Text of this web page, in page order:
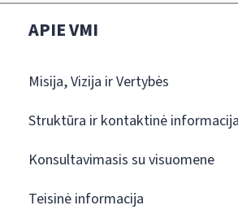
APIE VMI
Misija, Vizija ir Vertybės
Struktūra ir kontaktinė informacija
Konsultavimasis su visuomene
Teisinė informacija